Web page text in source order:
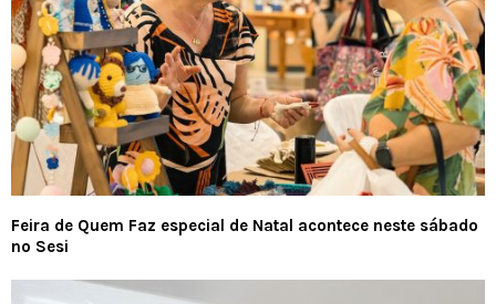
Feira de Quem Faz especial de Natal acontece neste sábado
no Sesi